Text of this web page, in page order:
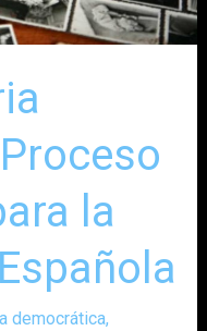
la
democrática,